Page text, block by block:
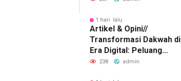
1 hari lalu
Artikel & Opini//
Transformasi Dakwah di
Era Digital: Peluang
Besar di Tengah
238 admin